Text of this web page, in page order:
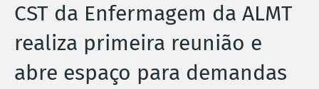
CST da Enfermagem da ALMT
realiza primeira reunião e
abre espaço para demandas